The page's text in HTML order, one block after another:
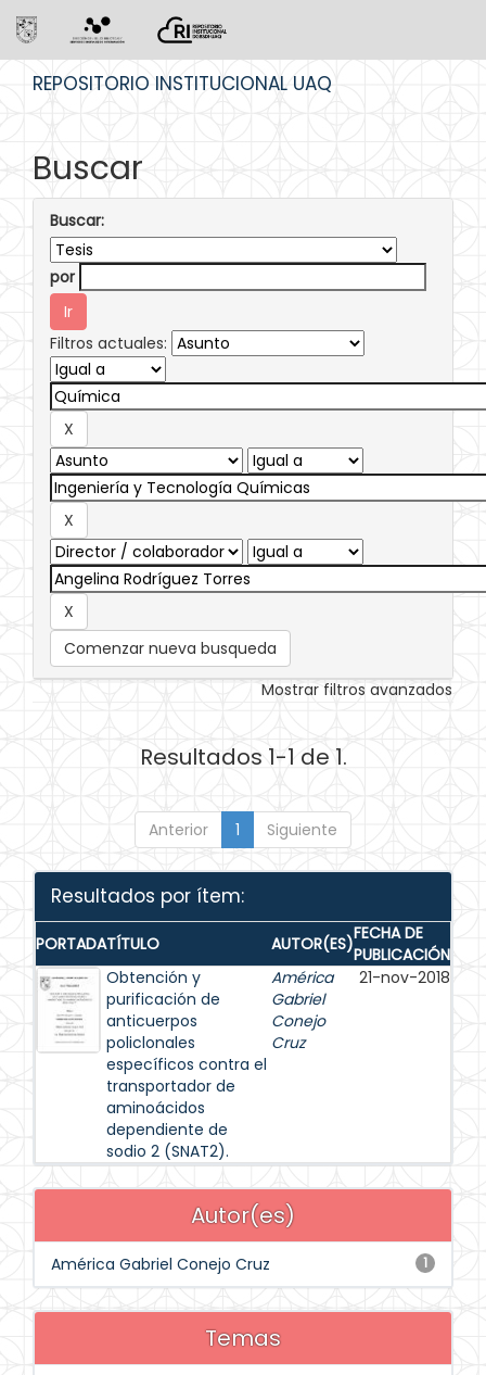
REPOSITORIO INSTITUCIONAL UAQ
Buscar
Buscar:
por
Filtros actuales:
Comenzar nueva busqueda
Mostrar filtros avanzados
Resultados 1-1 de 1.
Anterior 1 Siguiente
Resultados por ítem:
PORTADATÍTULO AUTOR(ES)FECHA DE
PUBLICACIÓN
Obtención y
purificación de
anticuerpos
policlonales
específicos contra el
transportador de
aminoácidos
dependiente de
sodio 2 (SNAT2).
América
Gabriel
Conejo
Cruz
21-nov-2018
Autor(es)
1
América Gabriel Conejo Cruz
Temas